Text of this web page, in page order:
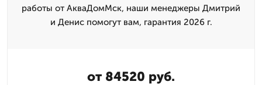
работы от АкваДомМск, наши менеджеры Дмитрий
и Денис помогут вам, гарантия 2026 г.
от 84520 руб.